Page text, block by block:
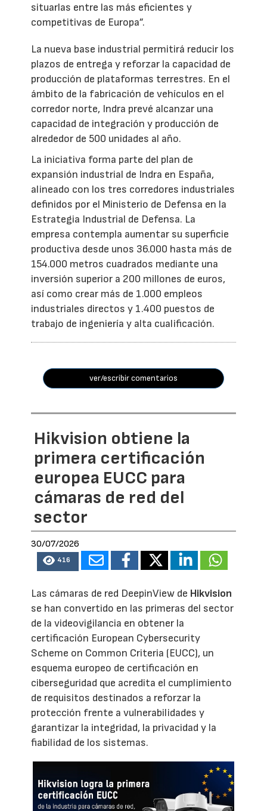
situarlas entre las más eficientes y
competitivas de Europa”.
La nueva base industrial permitirá reducir los
plazos de entrega y reforzar la capacidad de
producción de plataformas terrestres. En el
ámbito de la fabricación de vehículos en el
corredor norte, Indra prevé alcanzar una
capacidad de integración y producción de
alrededor de 500 unidades al año.
La iniciativa forma parte del plan de
expansión industrial de Indra en España,
alineado con los tres corredores industriales
definidos por el Ministerio de Defensa en la
Estrategia Industrial de Defensa. La
empresa contempla aumentar su superficie
productiva desde unos 36.000 hasta más de
154.000 metros cuadrados mediante una
inversión superior a 200 millones de euros,
así como crear más de 1.000 empleos
industriales directos y 1.400 puestos de
trabajo de ingeniería y alta cualificación.
ver/escribir comentarios
Hikvision obtiene la
primera certificación
europea EUCC para
cámaras de red del
sector
30/07/2026
416
Las cámaras de red DeepinView de Hikvision
se han convertido en las primeras del sector
de la videovigilancia en obtener la
certificación European Cybersecurity
Scheme on Common Criteria (EUCC), un
esquema europeo de certificación en
ciberseguridad que acredita el cumplimiento
de requisitos destinados a reforzar la
protección frente a vulnerabilidades y
garantizar la integridad, la privacidad y la
fiabilidad de los sistemas.